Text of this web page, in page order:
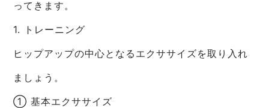
ってきます。
1. トレーニング
ヒップアップの中心となるエクササイズを取り入れ
ましょう。
① 基本エクササイズ